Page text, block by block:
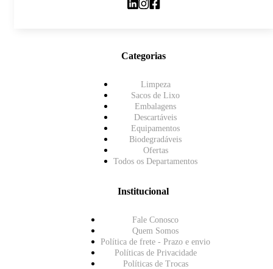
Categorias
Limpeza
Sacos de Lixo
Embalagens
Descartáveis
Equipamentos
Biodegradáveis
Ofertas
Todos os Departamentos
Institucional
Fale Conosco
Quem Somos
Política de frete - Prazo e envio
Políticas de Privacidade
Políticas de Trocas